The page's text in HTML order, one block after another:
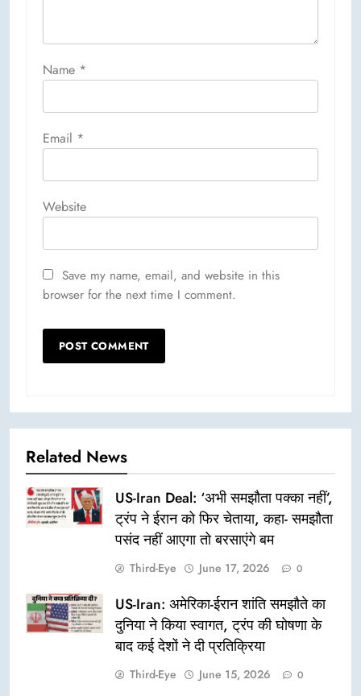
Name *
Email *
Website
Save my name, email, and website in this
browser for the next time I comment.
Related News
US-Iran Deal: ‘अभी समझौता पक्का नहीं’,
ट्रंप ने ईरान को फिर चेताया, कहा- समझौता
पसंद नहीं आएगा तो बरसाएंगे बम
Third-Eye June 17, 2026 0
US-Iran: अमेरिका-ईरान शांति समझौते का
दुनिया ने किया स्वागत, ट्रंप की घोषणा के
बाद कई देशों ने दी प्रतिक्रिया
Third-Eye June 15, 2026 0